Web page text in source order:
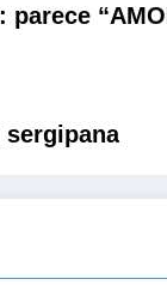
sergipana